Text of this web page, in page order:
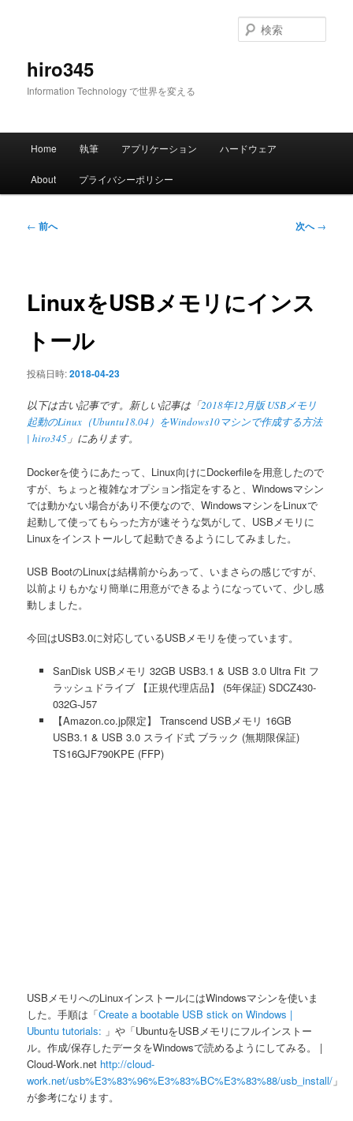
hiro345
Information Technology で世界を変える
索
メ
Home 執筆 アプリケーション ハードウェア
About プライバシーポリシー
投
ー
ョ
ン
← 前へ 次へ→
LinuxをUSBメモリにインス
トール
投稿日時:2018-04-23
以下は古い記事です。新しい記事は「2018年12月版 USBメモリ
起動のLinux（Ubuntu18.04）をWindows10マシンで作成する方法
| hiro345 」にあります。
Dockerを使うにあたって、Linux向けにDockerfileを用意したので
すが、ちょっと複雑なオプション指定をすると、Windowsマシン
では動かない場合があり不便なので、WindowsマシンをLinuxで
起動して使ってもらった方が速そうな気がして、USBメモリに
Linuxをインストールして起動できるようにしてみました。
USB BootのLinuxは結構前からあって、いまさらの感じですが、
以前よりもかなり簡単に用意ができるようになっていて、少し感
動しました。
今回はUSB3.0に対応しているUSBメモリを使っています。
SanDisk USBメモリ 32GB USB3.1 & USB 3.0 Ultra Fit フ
ラッシュドライブ 【正規代理店品】 (5年保証) SDCZ430-
032G-J57
【Amazon.co.jp限定】 Transcend USBメモリ 16GB
USB3.1 & USB 3.0 スライド式 ブラック (無期限保証)
TS16GJF790KPE (FFP)
USBメモリへのLinuxインストールにはWindowsマシンを使いま
した。手順は「Create a bootable USB stick on Windows |
Ubuntu tutorials: 」や「UbuntuをUSBメモリにフルインストー
ル。作成/保存したデータをWindowsで読めるようにしてみる。 |
Cloud-Work.net http://cloud-
work.net/usb%E3%83%96%E3%83%BC%E3%83%88/usb_install/ 」
が参考になります。